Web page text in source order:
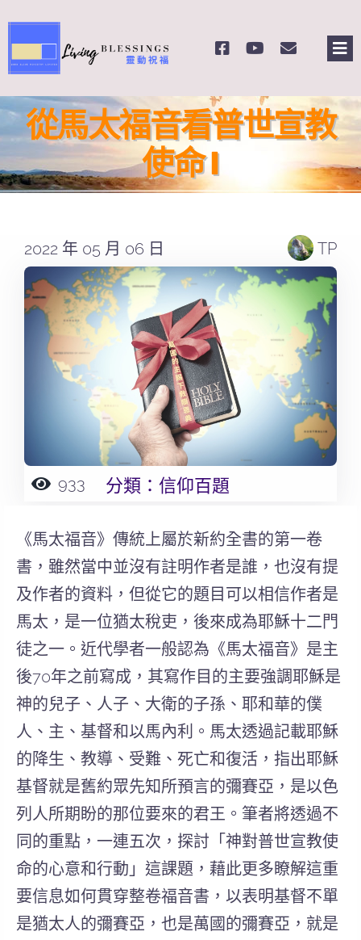
to
content
關於我們
奉獻支持
課程報名
Search
for:
從馬太福音看普世宣教
使命 I
2022 年 05 月 06 日 TP
933 分類：信仰百題
《馬太福音》傳統上屬於新約全書的第一卷
書，雖然當中並沒有註明作者是誰，也沒有提
及作者的資料，但從它的題目可以相信作者是
馬太，是一位猶太稅吏，後來成為耶穌十二門
徒之一。近代學者一般認為《馬太福音》是主
後70年之前寫成，其寫作目的主要強調耶穌是
神的兒子、人子、大衛的子孫、耶和華的僕
人、主、基督和以馬內利。馬太透過記載耶穌
的降生、教導、受難、死亡和復活，指出耶穌
基督就是舊約眾先知所預言的彌賽亞，是以色
列人所期盼的那位要來的君王。 筆者將透過不
同的重點，一連五次，探討「神對普世宣教使
命的心意和行動」這課題，藉此更多瞭解這重
要信息如何貫穿整卷福音書，以表明基督不單
是猶太人的彌賽亞，也是萬國的彌賽亞，就是